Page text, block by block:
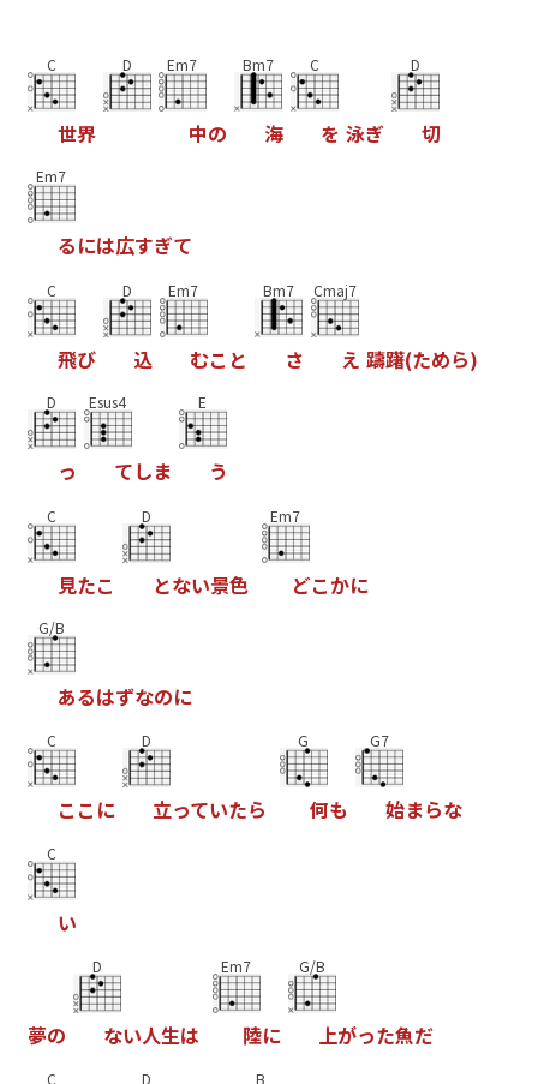
C
世界
D Em7
中の
Bm7
海
C
を 泳ぎ
D
切
Em7
るには広すぎて
C
飛び
D
込
Em7
むこ と
Bm7
さ
Cmaj7
え 躊躇(ためら)
D
っ
Esus4
てしま
E
う
C
見たこ
D
とない景色
Em7
どこかに
G/B
あるはずなのに
C
こ こ に
D
立っていたら
G
何も
G7
始まらな
C
い
夢の
D
ない人生は
Em7
陸に
G/B
上がった魚だ
C D B